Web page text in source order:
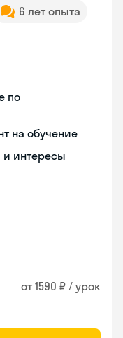
6 лет опыта
по
на обучение
и интересы
от 1590 ₽ / урок